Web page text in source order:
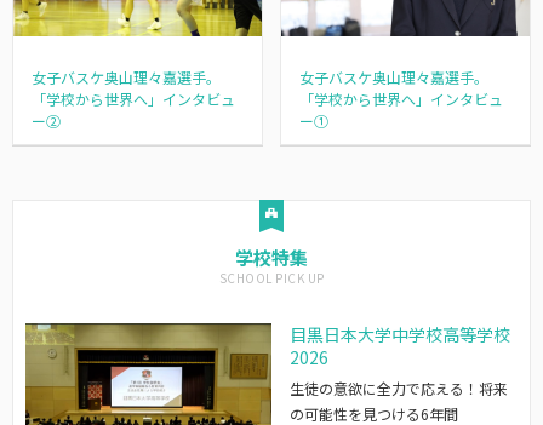
女子バスケ奥山理々嘉選手。
「学校から世界へ」インタビュ
ー②
女子バスケ奥山理々嘉選手。
「学校から世界へ」インタビュ
ー①
学校特集
目黒日本大学中学校高等学校
2026
生徒の意欲に全力で応える！将来
の可能性を見つける6年間